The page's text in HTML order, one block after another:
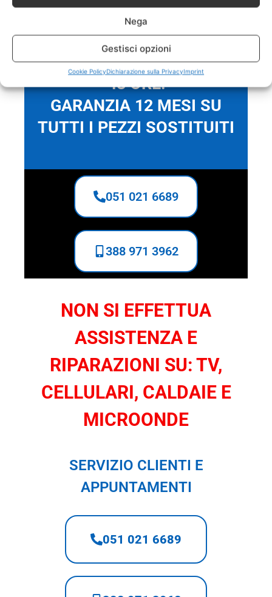
Nega
Gestisci opzioni
Cookie PolicyDichiarazione sulla PrivacyImprint
INTERVENTO IN MENO DI
48 ORE!
GARANZIA 12 MESI SU
TUTTI I PEZZI SOSTITUITI
051 021 6689
388 971 3962
NON SI EFFETTUA
ASSISTENZA E
RIPARAZIONI SU: TV,
CELLULARI, CALDAIE E
MICROONDE
SERVIZIO CLIENTI E
APPUNTAMENTI
051 021 6689